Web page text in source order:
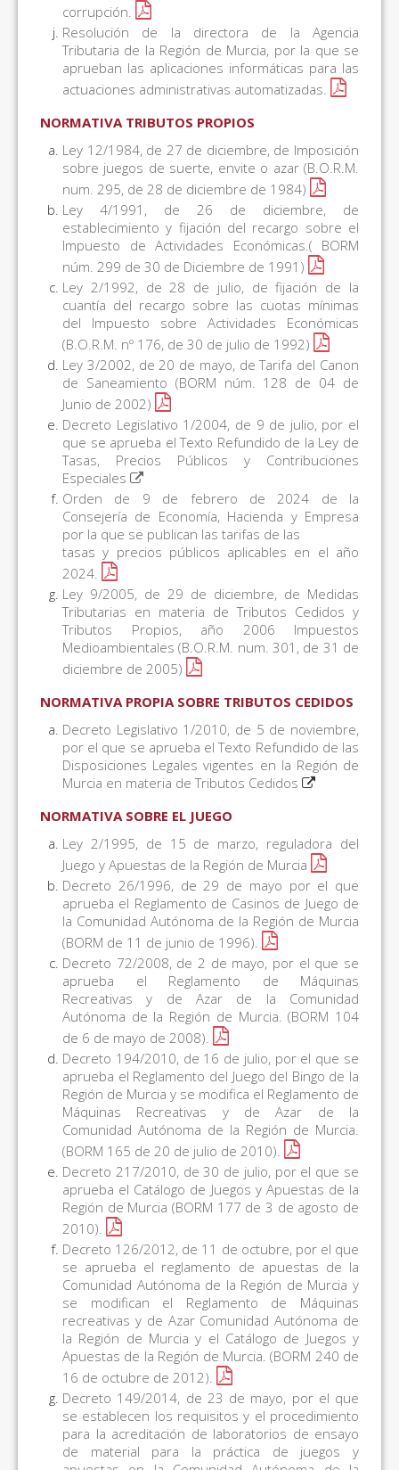
corrupción.
Resolución de la directora de la Agencia
Tributaria de la Región de Murcia, por la que se
aprueban las aplicaciones informáticas para las
actuaciones administrativas automatizadas.
NORMATIVA TRIBUTOS PROPIOS
Ley 12/1984, de 27 de diciembre, de Imposición
sobre juegos de suerte, envite o azar (B.O.R.M.
num. 295, de 28 de diciembre de 1984)
Ley 4/1991, de 26 de diciembre, de
establecimiento y fijación del recargo sobre el
Impuesto de Actividades Económicas.( BORM
núm. 299 de 30 de Diciembre de 1991)
Ley 2/1992, de 28 de julio, de fijación de la
cuantía del recargo sobre las cuotas mínimas
del Impuesto sobre Actividades Económicas
(B.O.R.M. nº 176, de 30 de julio de 1992)
Ley 3/2002, de 20 de mayo, de Tarifa del Canon
de Saneamiento (BORM núm. 128 de 04 de
Junio de 2002)
Decreto Legislativo 1/2004, de 9 de julio, por el
que se aprueba el Texto Refundido de la Ley de
Tasas, Precios Públicos y Contribuciones
Especiales
Orden de 9 de febrero de 2024 de la
Consejería de Economía, Hacienda y Empresa
por la que se publican las tarifas de las
tasas y precios públicos aplicables en el año
2024.
Ley 9/2005, de 29 de diciembre, de Medidas
Tributarias en materia de Tributos Cedidos y
Tributos Propios, año 2006 Impuestos
Medioambientales (B.O.R.M. num. 301, de 31 de
diciembre de 2005)
NORMATIVA PROPIA SOBRE TRIBUTOS CEDIDOS
Decreto Legislativo 1/2010, de 5 de noviembre,
por el que se aprueba el Texto Refundido de las
Disposiciones Legales vigentes en la Región de
Murcia en materia de Tributos Cedidos
NORMATIVA SOBRE EL JUEGO
Ley 2/1995, de 15 de marzo, reguladora del
Juego y Apuestas de la Región de Murcia
Decreto 26/1996, de 29 de mayo por el que
aprueba el Reglamento de Casinos de Juego de
la Comunidad Autónoma de la Región de Murcia
(BORM de 11 de junio de 1996).
Decreto 72/2008, de 2 de mayo, por el que se
aprueba el Reglamento de Máquinas
Recreativas y de Azar de la Comunidad
Autónoma de la Región de Murcia. (BORM 104
de 6 de mayo de 2008).
Decreto 194/2010, de 16 de julio, por el que se
aprueba el Reglamento del Juego del Bingo de la
Región de Murcia y se modifica el Reglamento de
Máquinas Recreativas y de Azar de la
Comunidad Autónoma de la Región de Murcia.
(BORM 165 de 20 de julio de 2010).
Decreto 217/2010, de 30 de julio, por el que se
aprueba el Catálogo de Juegos y Apuestas de la
Región de Murcia (BORM 177 de 3 de agosto de
2010).
Decreto 126/2012, de 11 de octubre, por el que
se aprueba el reglamento de apuestas de la
Comunidad Autónoma de la Región de Murcia y
se modifican el Reglamento de Máquinas
recreativas y de Azar Comunidad Autónoma de
la Región de Murcia y el Catálogo de Juegos y
Apuestas de la Región de Murcia. (BORM 240 de
16 de octubre de 2012).
Decreto 149/2014, de 23 de mayo, por el que
se establecen los requisitos y el procedimiento
para la acreditación de laboratorios de ensayo
de material para la práctica de juegos y